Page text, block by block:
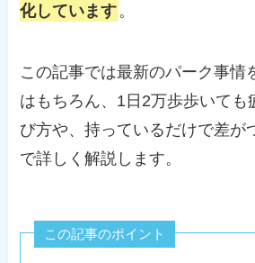
化しています。
この記事では最新のパーク事情
はもちろん、1日2万歩歩いても
び方や、持っているだけで差が
で詳しく解説します。
この記事のポイント